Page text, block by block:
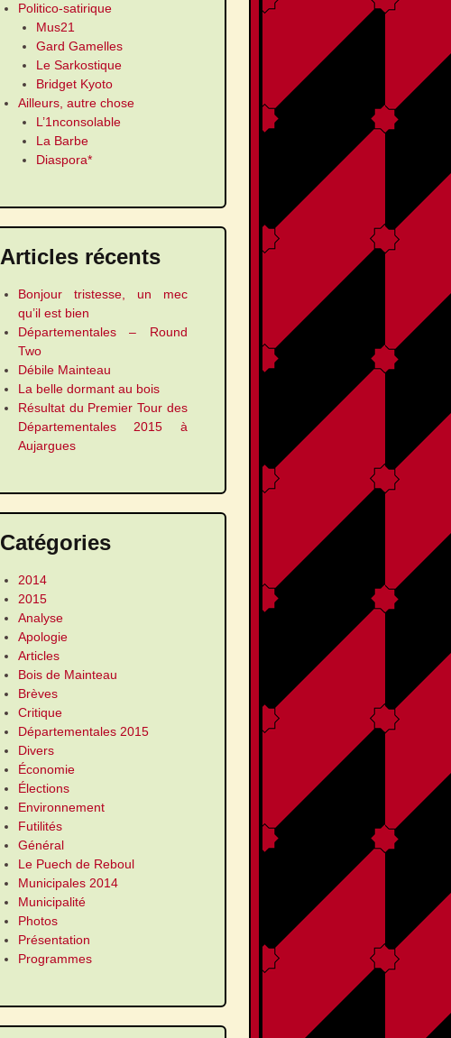
Politico-satirique
Mus21
Gard Gamelles
Le Sarkostique
Bridget Kyoto
Ailleurs, autre chose
L’1nconsolable
La Barbe
Diaspora*
Articles récents
Bonjour tristesse, un mec
qu’il est bien
Départementales – Round
Two
Débile Mainteau
La belle dormant au bois
Résultat du Premier Tour des
Départementales 2015 à
Aujargues
Catégories
2014
2015
Analyse
Apologie
Articles
Bois de Mainteau
Brèves
Critique
Départementales 2015
Divers
Économie
Élections
Environnement
Futilités
Général
Le Puech de Reboul
Municipales 2014
Municipalité
Photos
Présentation
Programmes